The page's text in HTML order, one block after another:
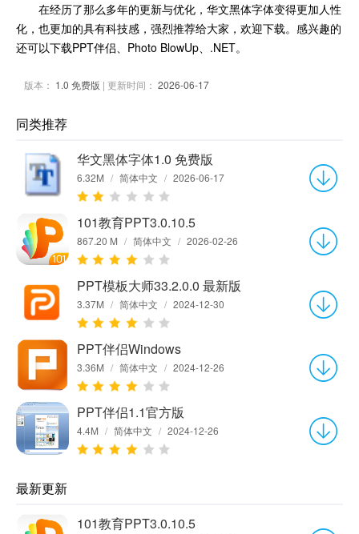
在经历了那么多年的更新与优化，华文黑体字体变得更加人性
化，也更加的具有科技感，强烈推荐给大家，欢迎下载。感兴趣的
还可以下载PPT伴侣、Photo BlowUp、.NET。
版本： 1.0 免费版 | 更新时间： 2026-06-17
同类推荐
华文黑体字体1.0 免费版
6.32M / 简体中文 / 2026-06-17
101教育PPT3.0.10.5
867.20 M / 简体中文 / 2026-02-26
PPT模板大师33.2.0.0 最新版
3.37M / 简体中文 / 2024-12-30
PPT伴侣Windows
3.36M / 简体中文 / 2024-12-26
PPT伴侣1.1官方版
4.4M / 简体中文 / 2024-12-26
最新更新
101教育PPT3.0.10.5